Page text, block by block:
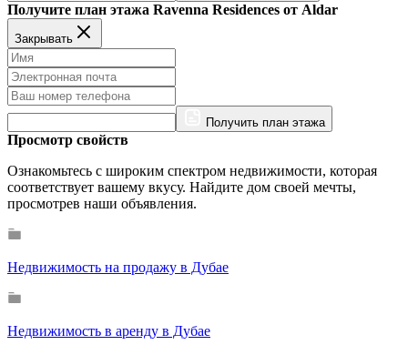
Получите план этажа Ravenna Residences от Aldar
Закрывать
Получить план этажа
Просмотр свойств
Ознакомьтесь с широким спектром недвижимости, которая
соответствует вашему вкусу. Найдите дом своей мечты,
просмотрев наши объявления.
Недвижимость на продажу в Дубае
Недвижимость в аренду в Дубае